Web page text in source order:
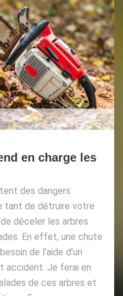
en charge les
des dangers
tant de détruire votre
déceler les arbres
En effet, une chute
de l’aide d’un
accident. Je ferai en
de ces arbres et